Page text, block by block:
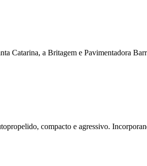
Catarina, a Britagem e Pavimentadora
compacto e agressivo.